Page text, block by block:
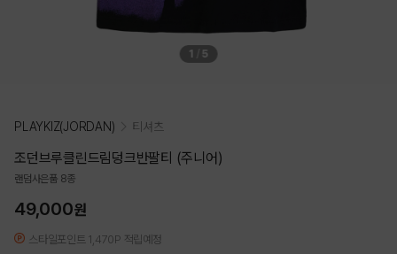
1 5
PLAYKIZ(JORDAN) 티셔츠
조던브루클린드림덩크반팔티 (주니어)
랜덤사은품 8종
49,000원
스타일포인트 1,470P 적립예정